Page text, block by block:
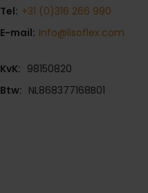
Tel: +31 (0)316 266 990
E-mail: Info@lisoflex.com
KvK: 98150820
Btw: NL868377168B01